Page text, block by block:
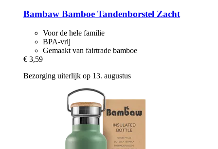
Bambaw Bamboe Tandenborstel Zacht
Voor de hele familie
BPA-vrij
Gemaakt van fairtrade bamboe
€ 3,59
Bezorging uiterlijk op 13. augustus